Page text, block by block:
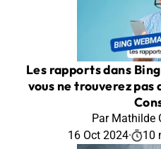
Les rapports dans
vous ne trouverez pas
Par Mathilde
16 Oct 2024· 10